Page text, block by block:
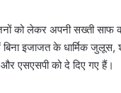
को लेकर अपनी सख्ती साफ
इजाजत के धार्मिक जुलूस,
और एसएसपी को दे दिए गए हैं।